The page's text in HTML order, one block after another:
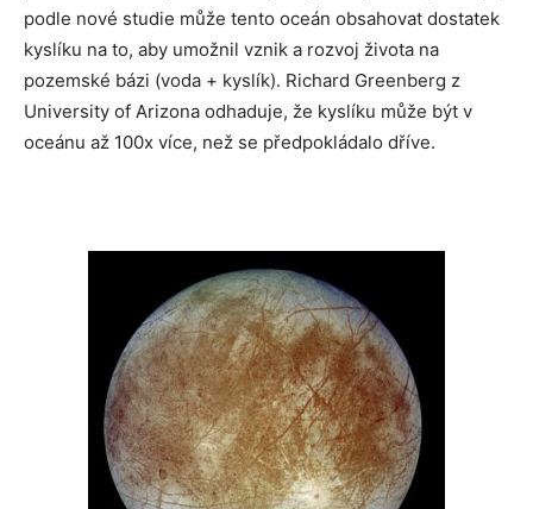
podle nové studie může tento oceán obsahovat dostatek
kyslíku na to, aby umožnil vznik a rozvoj života na
pozemské bázi (voda + kyslík). Richard Greenberg z
University of Arizona odhaduje, že kyslíku může být v
oceánu až 100x více, než se předpokládalo dříve.